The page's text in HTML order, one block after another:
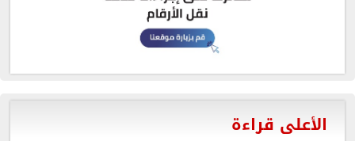
الأعلى قراءة